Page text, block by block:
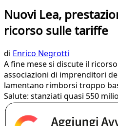
Nuovi Lea,
ricorso sulle tariffe
di Enrico Negrotti
A fine mese si discute il
associazioni di imprenditori
lamentano rimborsi troppo
Salute: stanziati quasi 550